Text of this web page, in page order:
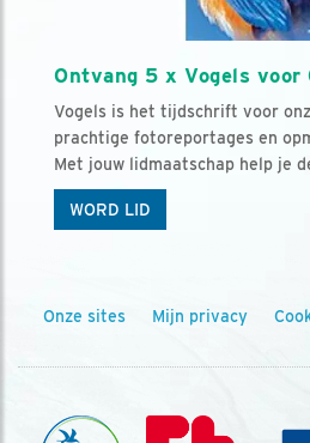
Ontvang 5 x Vogels
Vogels is het tijdschrift voor
prachtige fotoreportages en
Met jouw lidmaatschap help je
WORD LID
Onze sites Mijn privacy